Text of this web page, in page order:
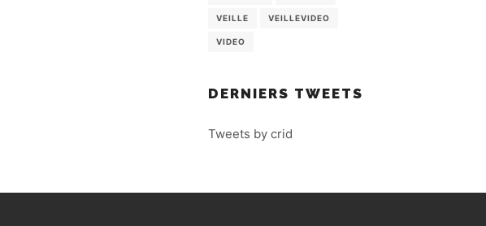
VEILLE VEILLEVIDEO
VIDEO
DERNIERS TWEETS
Tweets by crid